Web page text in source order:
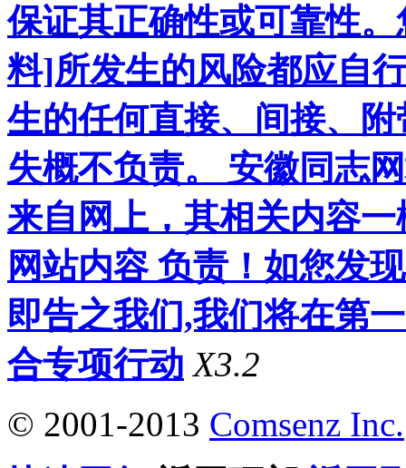
保证其正确性或可靠性
料]所发生的风险都应自
生的任何直接、间接、
失概不负责。 安徽同志
来自网上，其相关内容
网站内容 负责！如您发
即告之我们,我们将在第
合专项行动 X3.2
© 2001-2013 Comsenz Inc.